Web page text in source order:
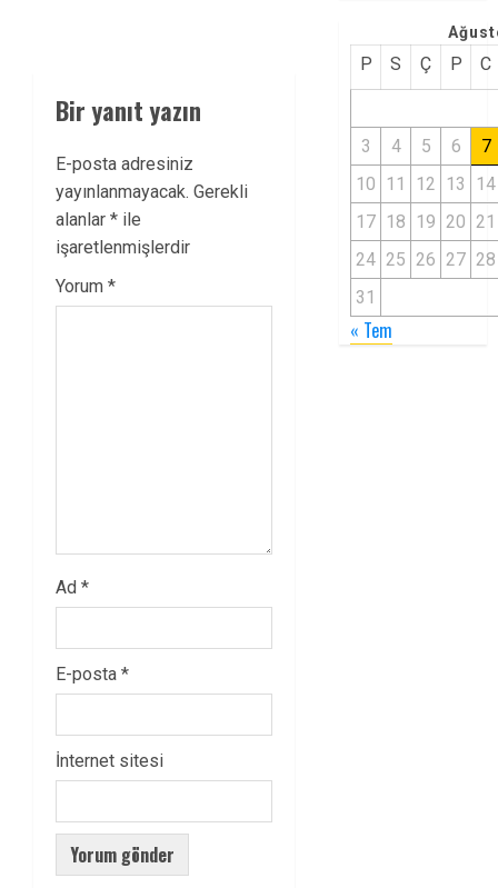
Bir yanıt yazın
E-posta adresiniz
yayınlanmayacak. Gerekli
alanlar * ile
işaretlenmişlerdir
Yorum *
Ad *
E-posta *
İnternet sitesi
P S Ç P C
3 4 5 6
7
10 11 12 13
14
17 18 19 20 21
24 25 26 27 28
31
« Tem